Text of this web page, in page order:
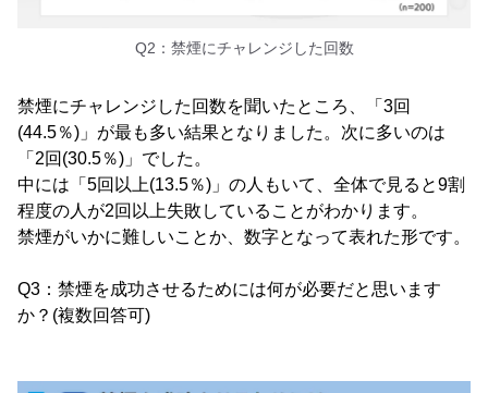
Q2：禁煙にチャレンジした回数
禁煙にチャレンジした回数を聞いたところ、「3回
(44.5％)」が最も多い結果となりました。次に多いのは
「2回(30.5％)」でした。
中には「5回以上(13.5％)」の人もいて、全体で見ると9割
程度の人が2回以上失敗していることがわかります。
禁煙がいかに難しいことか、数字となって表れた形です。
Q3：禁煙を成功させるためには何が必要だと思います
か？(複数回答可)